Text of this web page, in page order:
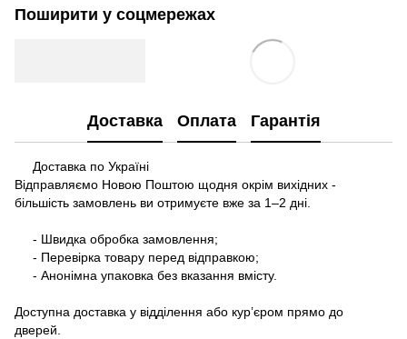
Поширити у соцмережах
Доставка Оплата Гарантія
Доставка по Україні
Відправляємо Новою Поштою щодня окрім вихідних -
більшість замовлень ви отримуєте вже за 1–2 дні.
- Швидка обробка замовлення;
- Перевірка товару перед відправкою;
- Анонімна упаковка без вказання вмісту.
Доступна доставка у відділення або кур’єром прямо до
дверей.